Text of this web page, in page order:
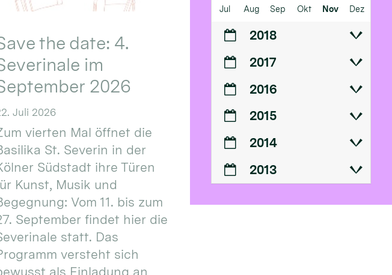
the date: 4.
im
2026
Juli 2026
vierten Mal öffnet die
St. Severin in der
Südstadt ihre Türen
Kunst, Musik und
Vom 11. bis zum
September findet hier die
statt. Das
versteht sich
als Einladung an
Jul Aug Sep Okt Nov Dez
2018
2017
2016
2015
2014
2013